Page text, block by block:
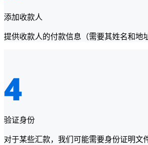
添加收款人
提供收款人的付款信息（需要其姓名和地
验证身份
对于某些汇款，我们可能需要身份证明文